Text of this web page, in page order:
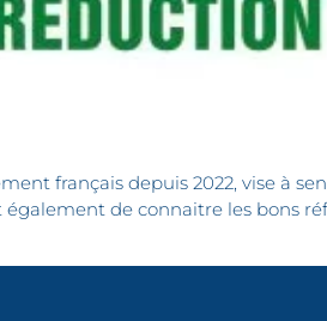
français depuis 2022, vise à
de connaitre les bons